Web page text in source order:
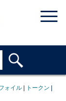
ォイル トークン